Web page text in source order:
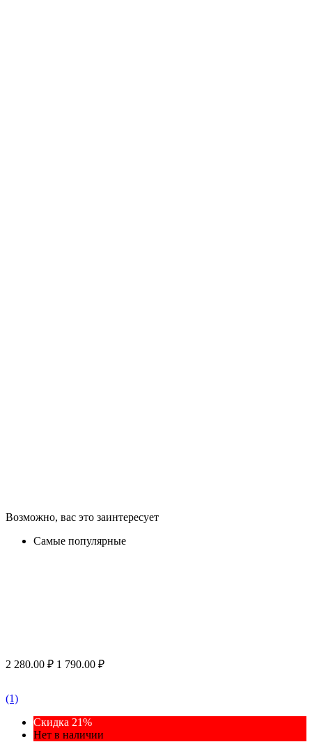
Возможно, вас это заинтересует
Самые популярные
2 280.00 ₽ 1 790.00 ₽
(1)
Скидка 21%
Нет в наличии